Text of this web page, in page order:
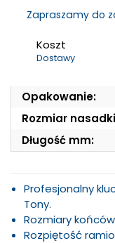
Zapraszamy do
Koszt
Dostawy
Opakowanie:
Rozmiar
Długość mm:
Profesjonalny
Tony.
Rozmiary
Rozpiętość